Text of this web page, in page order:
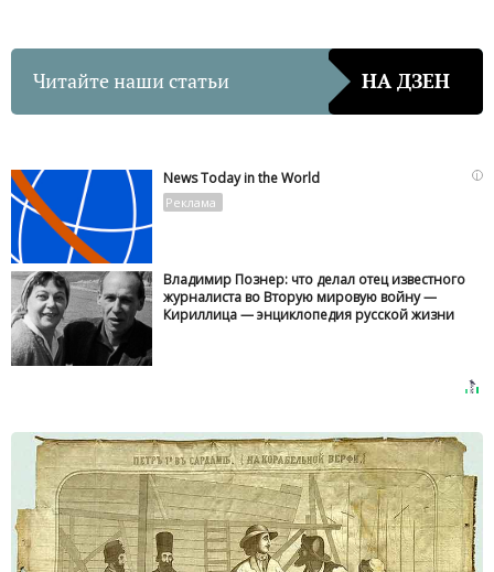
Читайте наши статьи НА ДЗЕН
i
News Today in the World
Владимир Познер: что делал отец известного
журналиста во Вторую мировую войну —
Кириллица — энциклопедия русской жизни